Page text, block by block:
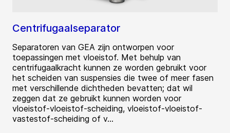
Centrifugaalseparator
Separatoren van GEA zijn ontworpen voor
toepassingen met vloeistof. Met behulp van
centrifugaalkracht kunnen ze worden gebruikt voor
het scheiden van suspensies die twee of meer fasen
met verschillende dichtheden bevatten; dat wil
zeggen dat ze gebruikt kunnen worden voor
vloeistof-vloeistof-scheiding, vloeistof-vloeistof-
vastestof-scheiding of v...